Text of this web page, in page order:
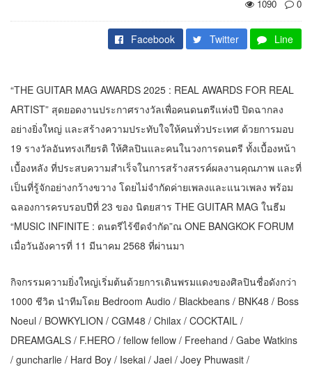
1090
0
Facebook Twitter Line
“THE GUITAR MAG AWARDS 2025 : REAL AWARDS FOR REAL
ARTIST” สุดยอดงานประกาศรางวัลเพื่อคนดนตรีแห่งปี ปิดฉากลง
อย่างยิ่งใหญ่ และสร้างความประทับใจให้คนทั่วประเทศ ด้วยการมอบ
19 รางวัลอันทรงเกียรติ ให้ศิลปินและคนในวงการดนตรี ทั้งเบื้องหน้า
เบื้องหลัง ที่ประสบความสำเร็จในการสร้างสรรค์ผลงานคุณภาพ และที่
เป็นที่รู้จักอย่างกว้างขวาง โดยไม่จำกัดค่ายเพลงและแนวเพลง พร้อม
ฉลองการครบรอบปีที่ 23 ของ นิตยสาร THE GUITAR MAG ในธีม
“MUSIC INFINITE : ดนตรีไร้ขีดจำกัด”ณ ONE BANGKOK FORUM
เมื่อวันอังคารที่ 11 มีนาคม 2568 ที่ผ่านมา
กิจกรรมความยิ่งใหญ่เริ่มต้นด้วยการเดินพรมแดงของศิลปินชื่อดังกว่า
1000 ชีวิต นำทีมโดย Bedroom Audio / Blackbeans / BNK48 / Boss
Noeul / BOWKYLION / CGM48 / Chilax / COCKTAIL /
DREAMGALS / F.HERO / fellow fellow / Freehand / Gabe Watkins
/ guncharlie / Hard Boy / Isekai / Jaei / Joey Phuwasit /